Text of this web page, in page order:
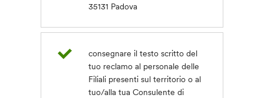
35131 Padova
consegnare il testo scritto del
tuo reclamo al personale delle
Filiali presenti sul territorio o al
tuo/alla tua Consulente di